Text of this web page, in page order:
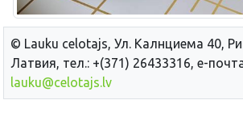
© Lauku сelotajs, Ул. Калнциема 40,
Латвия, тел.: +(371) 26433316, е-
lauku@celotajs.lv